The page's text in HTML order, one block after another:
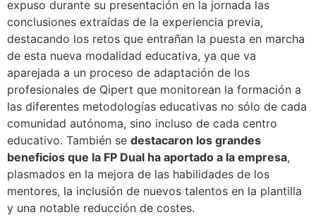
expuso durante su presentación en la jornada las
conclusiones extraídas de la experiencia previa,
destacando los retos que entrañan la puesta en marcha
de esta nueva modalidad educativa, ya que va
aparejada a un proceso de adaptación de los
profesionales de Qipert que monitorean la formación a
las diferentes metodologías educativas no sólo de cada
comunidad autónoma, sino incluso de cada centro
educativo. También se destacaron los grandes
beneficios que la FP Dual ha aportado a la empresa,
plasmados en la mejora de las habilidades de los
mentores, la inclusión de nuevos talentos en la plantilla
y una notable reducción de costes.